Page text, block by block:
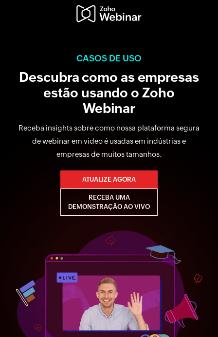
CASOS DE USO
Descubra como as empresas
estão usando o Zoho
Webinar
Receba insights sobre como nossa plataforma segura
de webinar em vídeo é usadas em indústrias e
empresas de muitos tamanhos.
ATUALIZE AGORA
RECEBA UMA
DEMONSTRAÇÃO AO VIVO